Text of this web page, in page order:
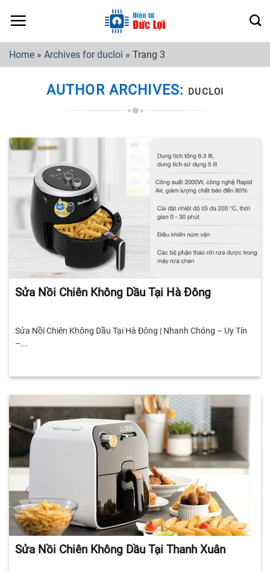
Home » Archives for ducloi » Trang 3
AUTHOR ARCHIVES: DUCLOI
Sửa Nồi Chiên Không Dầu Tại Hà Đông
Sửa Nồi Chiên Không Dầu Tại Hà Đông | Nhanh Chóng – Uy Tín
–...
Sửa Nồi Chiên Không Dầu Tại Thanh Xuân